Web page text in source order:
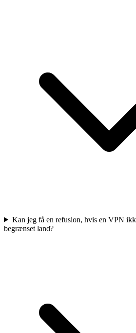
Kan jeg få en refusion, hvis en VPN
begrænset land?